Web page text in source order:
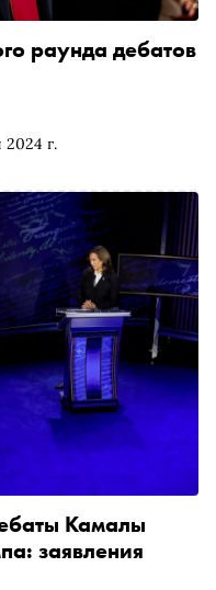
2024 г.
раунда дебатов
Камалы
заявления